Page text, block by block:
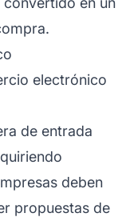
electrónico
de entrada
deben
propuestas de